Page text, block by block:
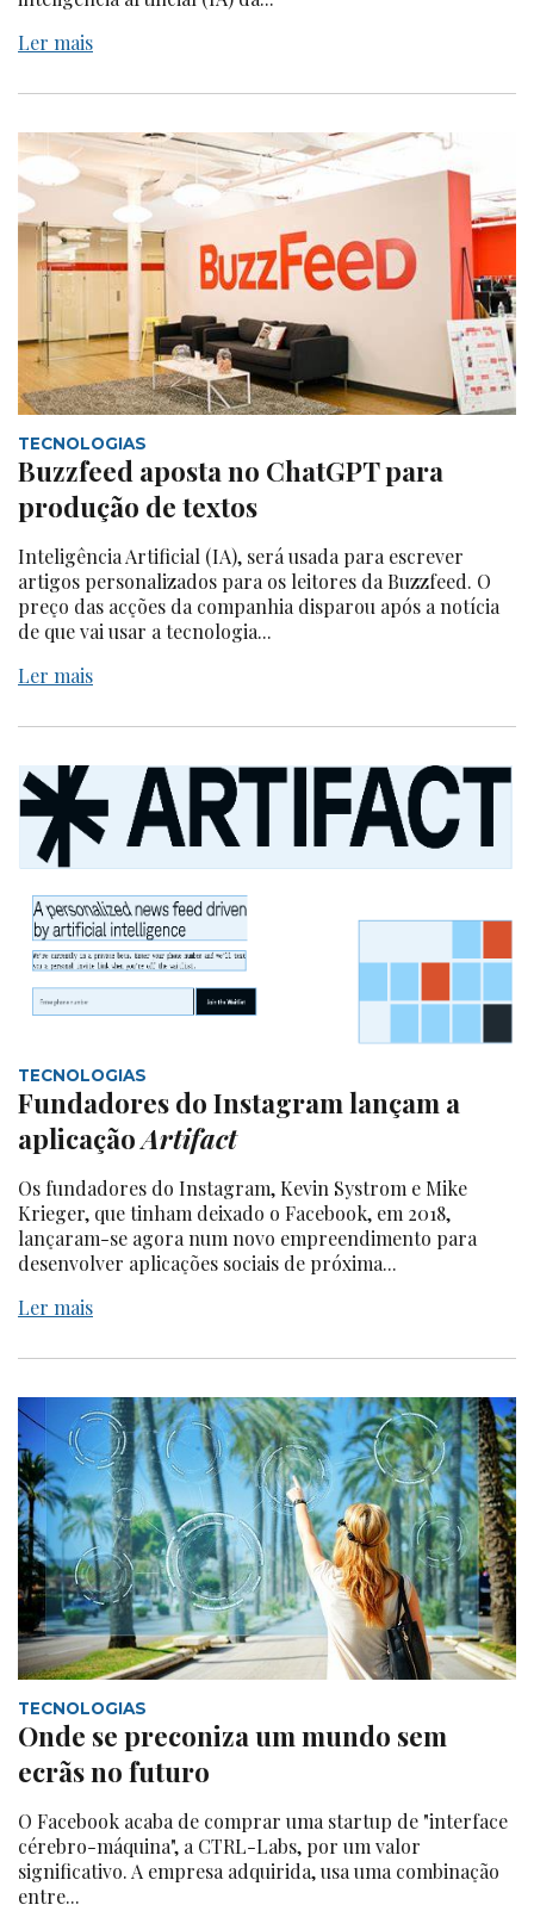
Ler mais
TECNOLOGIAS
Buzzfeed aposta no ChatGPT para
produção de textos
Inteligência Artificial (IA), será usada para escrever
artigos personalizados para os leitores da Buzzfeed. O
preço das acções da companhia disparou após a notícia
de que vai usar a tecnologia...
Ler mais
TECNOLOGIAS
Fundadores do Instagram lançam a
aplicaçãoArtifact
Os fundadores do Instagram, Kevin Systrom e Mike
Krieger, que tinham deixado o Facebook, em 2018,
lançaram-se agora num novo empreendimento para
desenvolver aplicações sociais de próxima...
Ler mais
TECNOLOGIAS
Onde se preconiza um mundo sem
ecrãs no futuro
O Facebook acaba de comprar uma startup de "interface
cérebro-máquina", a CTRL-Labs, por um valor
significativo. A empresa adquirida, usa uma combinação
entre...